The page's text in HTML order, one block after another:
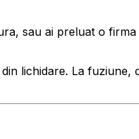
sau ai preluat o
lichidare. La